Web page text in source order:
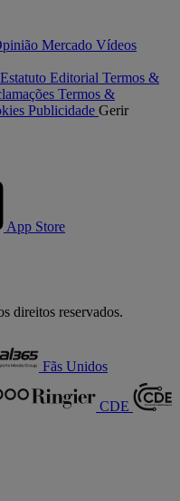
Mercado Vídeos
Estatuto Editorial Termos &
Termos &
Publicidade Gerir
App Store
direitos reservados.
Fãs Unidos
CDE